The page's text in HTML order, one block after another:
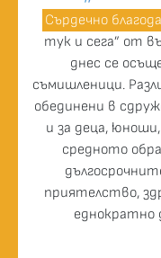
Сърдечно
тук и сега” от
днес се
съмишленици.
обединени в
и за деца,
средното
приятелство,
еднократно